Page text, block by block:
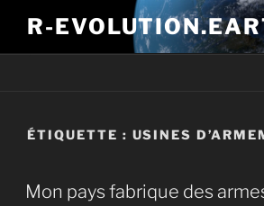
R-
ÉTIQUETTE : USINES
Mon pays fabrique des